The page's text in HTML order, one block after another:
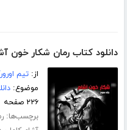
دانلود کتاب رمان شکار خون
از:تیم
موضوع:
۲۲۶ صفحه
برچسب‌ها: